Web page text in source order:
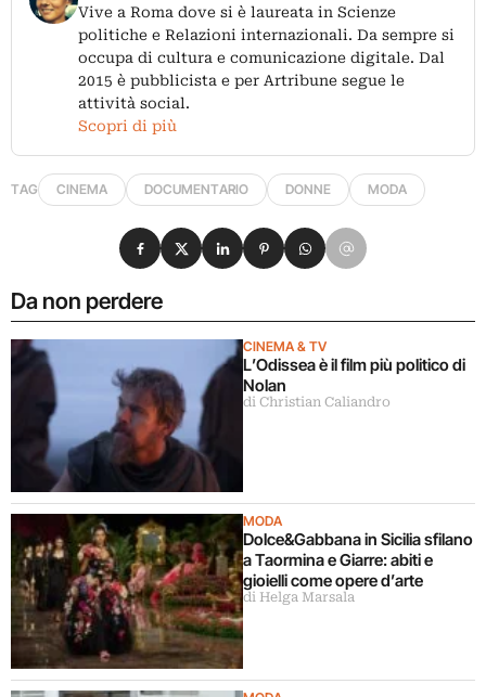
Vive a Roma dove si è laureata in Scienze
politiche e Relazioni internazionali. Da sempre si
occupa di cultura e comunicazione digitale. Dal
2015 è pubblicista e per Artribune segue le
attività social.
Scopri di più
TAG CINEMA DOCUMENTARIO DONNE MODA
Da non perdere
CINEMA & TV
L’Odissea è il film più politico di
Nolan
di Christian Caliandro
MODA
Dolce&Gabbana in Sicilia sfilano
a Taormina e Giarre: abiti e
gioielli come opere d’arte
di Helga Marsala
Condividi su Facebook
Condividi su X
Condividi su LinkedIn
Condividi su Pinterest
Condividi su WhatsApp
Condividi su Email